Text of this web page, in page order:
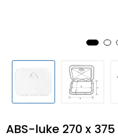
ABS-luke 270 x
Kampanje